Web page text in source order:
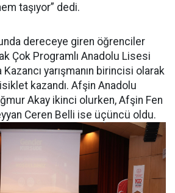
taşıyor” dedi.
dereceye giren öğrenciler
Çok Programlı Anadolu Lisesi
yarışmanın birincisi olarak
kazandı. Afşin Anadolu
Akay ikinci olurken, Afşin Fen
Ceren Belli ise üçüncü oldu.